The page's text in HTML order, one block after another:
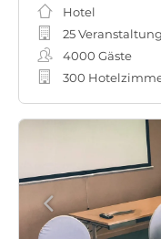
Hotel
25
4000 Gäste
300